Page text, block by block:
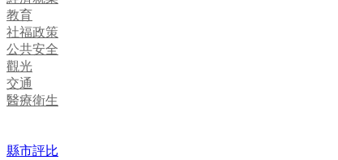
教育
社福政策
公共安全
觀光
交通
醫療衛生
縣市評比